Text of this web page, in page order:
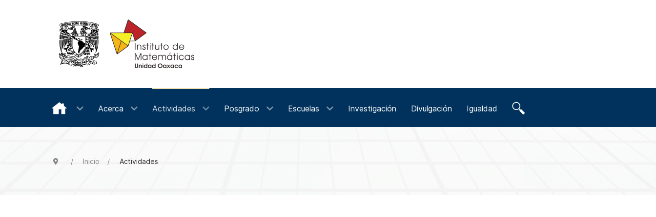
Acerca Actividades Posgrado Escuelas Investigación Divulgación Igualdad
Inicio Actividades